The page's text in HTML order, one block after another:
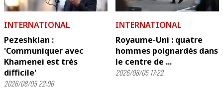
INTERNATIONAL
Pezeshkian :
'Communiquer avec
Khamenei est très
difficile'
2026/08/05 22:06
INTERNATIONAL
Royaume-Uni : quatre
hommes poignardés dans
le centre de ...
2026/08/05 17:22